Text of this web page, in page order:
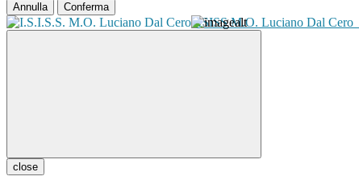
Annulla Conferma
ISISS M.O. Luciano Dal Cero
close